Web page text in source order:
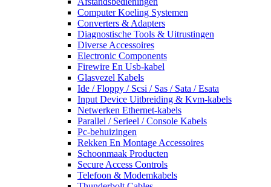
Computer Koeling Systemen
Converters & Adapters
Diagnostische Tools & Uitrustingen
Diverse Accessoires
Electronic Components
Firewire En Usb-kabel
Glasvezel Kabels
Ide / Floppy / Scsi / Sas / Sata / Esata
Input Device Uitbreiding & Kvm-kabels
Netwerken Ethernet-kabels
Parallel / Serieel / Console Kabels
Pc-behuizingen
Rekken En Montage Accessoires
Schoonmaak Producten
Secure Access Controls
Telefoon & Modemkabels